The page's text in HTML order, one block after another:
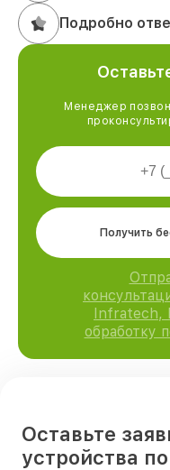
Подробно
Менеджер
Получить
Infratech,
обработку
Оставьте
устройства